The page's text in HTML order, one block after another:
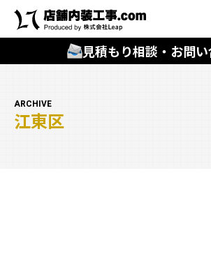
見積もり相談・お問
キーワードから
ARCHIVE
江東区